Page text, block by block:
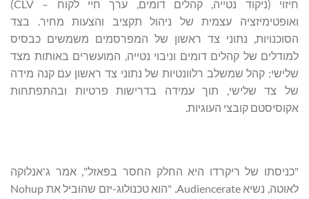
חיזוי (ניקוד נטייה, קהלים דומים, ערך חיי לקוח – CLV)
ואופטימיזציה עצמית של ניהול תקציב והצעות מחיר. בצד
הסוכנויות, נתוני צד ראשון של המפרסמים משמשים כבסיס
למודלים של קהלים דומים וניבוי נטייה, המועשרים באותות מצד
שלישי: קהל שמשלב רלוונטיות של נתוני צד ראשון עם קנה מידה
של צד שלישי, תוך עמידה בדרישות פרטיות ובהתפתחות
אקוסיסטם קובצי העוגיות.
"כניסתו של ריקרדו היא החלק החסר בפאזל", אמר ג'אנלוקה
לאוטה, נשיא Audiencerate. "הוא טכנולוג-יזם שהוביל את Nohup